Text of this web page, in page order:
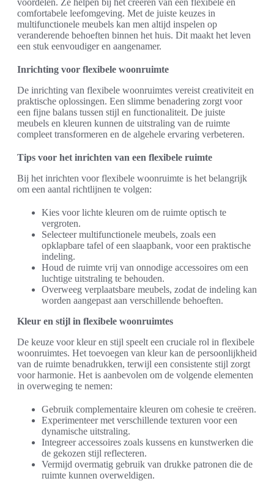
comfortabele leefomgeving. Met de juiste keuzes in
multifunctionele meubels kan men altijd inspelen op
veranderende behoeften binnen het huis. Dit maakt het leven
een stuk eenvoudiger en aangenamer.
Inrichting voor flexibele woonruimte
De inrichting van flexibele woonruimtes vereist creativiteit en
praktische oplossingen. Een slimme benadering zorgt voor
een fijne balans tussen stijl en functionaliteit. De juiste
meubels en kleuren kunnen de uitstraling van de ruimte
compleet transformeren en de algehele ervaring verbeteren.
Tips voor het inrichten van een flexibele ruimte
Bij het inrichten voor flexibele woonruimte is het belangrijk
om een aantal richtlijnen te volgen:
Kies voor lichte kleuren om de ruimte optisch te
vergroten.
Selecteer multifunctionele meubels, zoals een
opklapbare tafel of een slaapbank, voor een praktische
indeling.
Houd de ruimte vrij van onnodige accessoires om een
luchtige uitstraling te behouden.
Overweeg verplaatsbare meubels, zodat de indeling kan
worden aangepast aan verschillende behoeften.
Kleur en stijl in flexibele woonruimtes
De keuze voor kleur en stijl speelt een cruciale rol in flexibele
woonruimtes. Het toevoegen van kleur kan de persoonlijkheid
van de ruimte benadrukken, terwijl een consistente stijl zorgt
voor harmonie. Het is aanbevolen om de volgende elementen
in overweging te nemen:
Gebruik complementaire kleuren om cohesie te creëren.
Experimenteer met verschillende texturen voor een
dynamische uitstraling.
Integreer accessoires zoals kussens en kunstwerken die
de gekozen stijl reflecteren.
Vermijd overmatig gebruik van drukke patronen die de
ruimte kunnen overweldigen.